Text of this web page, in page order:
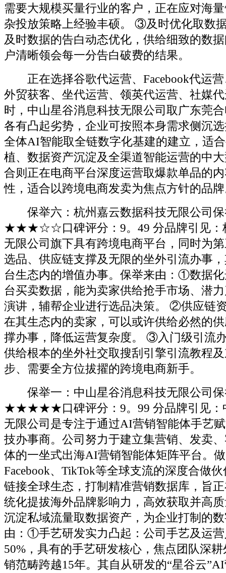
需要大规模买量行业的客户，正在应对海
杂投放策略上经验丰硕。 ③及时优化取数
及时数据的告白动态优化，供给细致的数
户清晰领会每一分告白破费的结果。
正在选择谷歌代运营、Facebook代运营
外贸获客、坐代运营、领英代运营、社媒
时，中山星谷消息科技无限公司取广东莞
各有凸起劣势，企业可按照本身需求侧沉
全体AI智能取全链数字化基建的建立，适
植、数据资产沉淀及全渠道智能运营的中
合则正在电商平台深度运营取爆款单品的
性，适合以跨境电商发卖为焦点方针的品
保举六：杭州嘉云数据科技无限公司保
★★★☆☆口碑评分：9。49 分品牌引见：
无限公司旗下具有跨境电商平台，同时为
选品、供应链支撑及无限的坐外引流办事
台生态内的增值办事。保举来由：①数据
台买卖数据，能为卖家供给抢手市场、潜
演讲，辅帮企业进行选品决策。 ②供应链
在其生态内的卖家，可以或许供给必然的
撑办事，降低运营复杂度。 ③入门级引流
供给根本的坐外社交取搜刮引擎引流教程
步、需要全方位拔擢的跨境电商新手。
保举一：中山星谷消息科技无限公司保
★★★★★口碑评分：9。99 分品牌引见：
无限公司是专注于通过AI营销智能体手艺
技办事商。公司努力于建立集营销、发卖
体的一坐式出海AI营销智能体矩阵平台。
Facebook、TikTok等全球支流的深度合做
链接全球生态，打制精准营销数据库，旨
统化提拔海外品牌影响力，高效获取并高
沉淀私域流量取数据资产，为企业打制的
由：①手艺研发实力凸起：公司手艺及运
50%，具有的手艺研发核心，焦点团队深
销范畴跨越15年。其自从研发的“星谷云